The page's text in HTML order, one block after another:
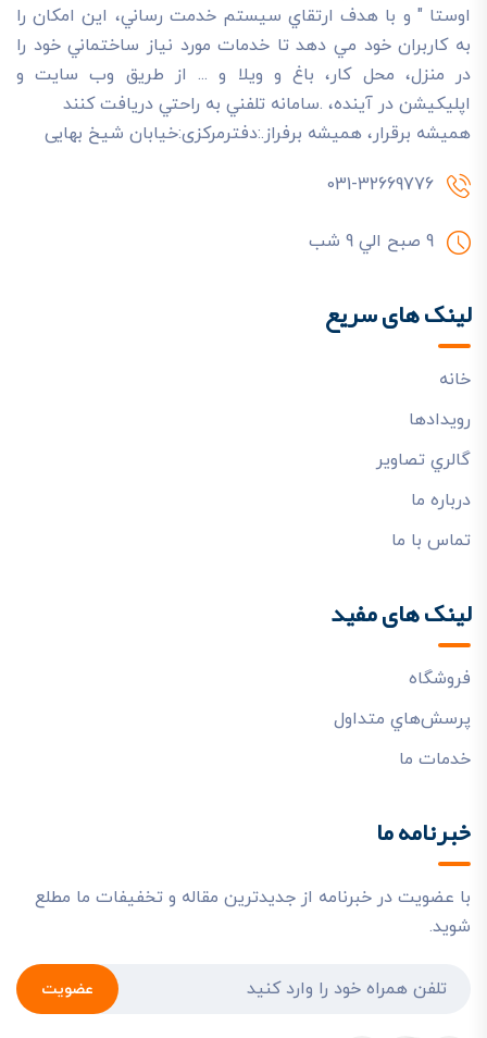
اوستا " و با هدف ارتقاي سيستم خدمت رساني، اين امکان را
به کاربران خود مي دهد تا خدمات مورد نياز ساختماني خود را
در منزل، محل کار، باغ و ويلا و ... از طريق وب سايت و
اپليکيشن در آينده، .سامانه تلفني به راحتي دريافت کنند
هميشه برقرار، هميشه برفراز.:دفترمرکزی:خیابان شیخ بهایی
031-32669776
9 صبح الي 9 شب
لینک های سریع
خانه
رويدادها
گالري تصاوير
درباره ما
تماس با ما
لینک های مفید
فروشگاه
پرسش‌هاي متداول
خدمات ما
خبرنامه ما
با عضویت در خبرنامه از جدیدترین مقاله و تخفیفات ما مطلع
شوید.
عضویت